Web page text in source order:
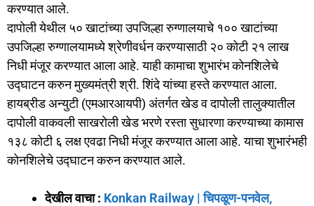
करण्यात आले.
दापोली येथील ५० खाटांच्या उपजिल्हा रुग्णालयाचे १०० खाटांच्या
उपजिल्हा रुग्णालयामध्ये श्रेणीवर्धन करण्यासाठी २० कोटी २१ लाख
निधी मंजूर करण्यात आला आहे. याही कामाचा शुभारंभ कोनशिलेचे
उद्घाटन करुन मुख्यमंत्री श्री. शिंदे यांच्या हस्ते करण्यात आला.
हायब्रीड अन्युटी (एमआरआयपी) अंतर्गत खेड व दापोली तालुक्यातील
दापोली वाकवली साखरोली खेड भरणे रस्ता सुधारणा करण्याच्या कामास
१३८ कोटी ६ लक्ष एवढा निधी मंजूर करण्यात आला आहे. याचा शुभारंभही
कोनशिलेचे उद्घाटन करुन करण्यात आले.
देखील वाचा : Konkan Railway | चिपळूण-पनवेल,